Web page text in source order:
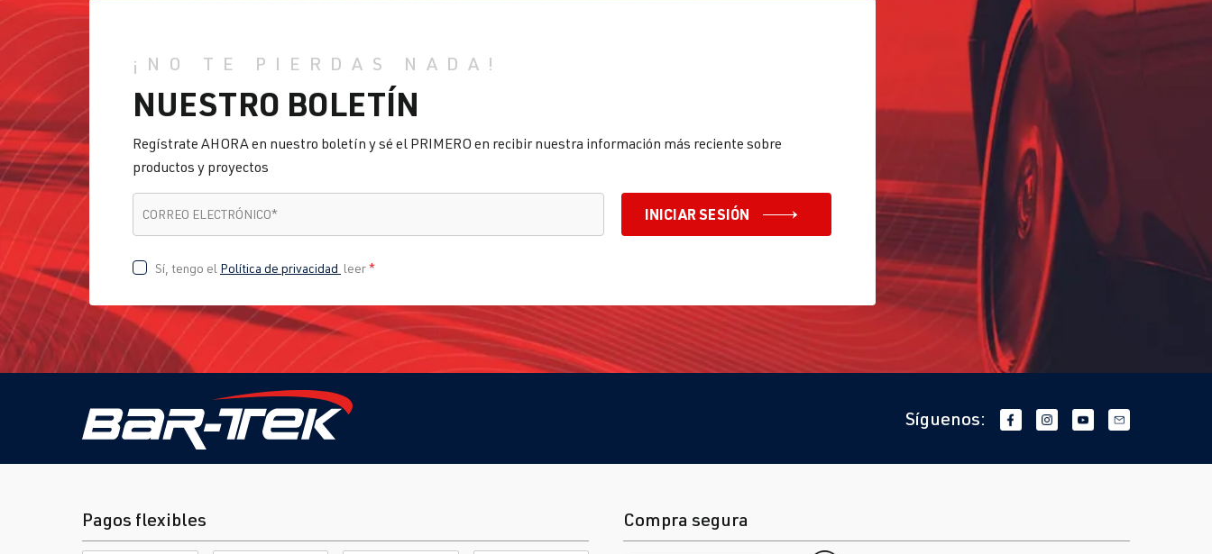
¡NO TE PIERDAS NADA!
NUESTRO BOLETÍN
Regístrate AHORA en nuestro boletín y sé el PRIMERO en recibir nuestra información más reciente sobre
productos y proyectos
CORREO ELECTRÓNICO* INICIAR SESIÓN
Sí, tengo el Política de privacidad leer*
Síguenos:
Pagos flexibles Compra segura